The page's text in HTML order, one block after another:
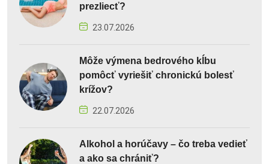
prezliecť?
23.07.2026
Môže výmena bedrového kĺbu
pomôcť vyriešiť chronickú bolesť
krížov?
22.07.2026
Alkohol a horúčavy – čo treba vedieť
a ako sa chrániť?